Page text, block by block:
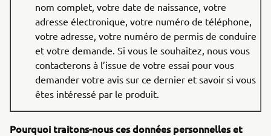
nom complet, votre date de naissance, votre
adresse électronique, votre numéro de téléphone,
votre adresse, votre numéro de permis de conduire
et votre demande. Si vous le souhaitez, nous vous
contacterons à l’issue de votre essai pour vous
demander votre avis sur ce dernier et savoir si vous
êtes intéressé par le produit.
Pourquoi traitons-nous ces données personnelles et